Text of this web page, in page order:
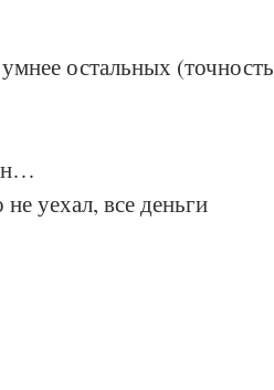
остальных (точность
уехал, все деньги